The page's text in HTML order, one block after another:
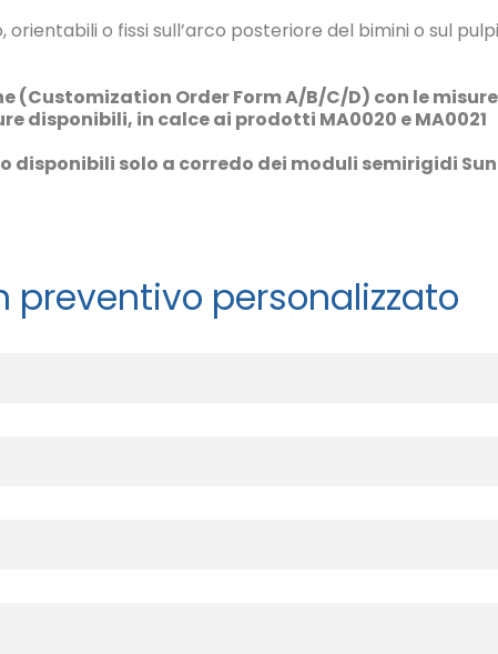
orientabili o fissi sull’arco posteriore del bimini o sul
(Customization Order Form A/B/C/D) con le
disponibili, in calce ai prodotti MA0020 e MA0021
solo a corredo dei moduli semirigidi Sun
personalizzato